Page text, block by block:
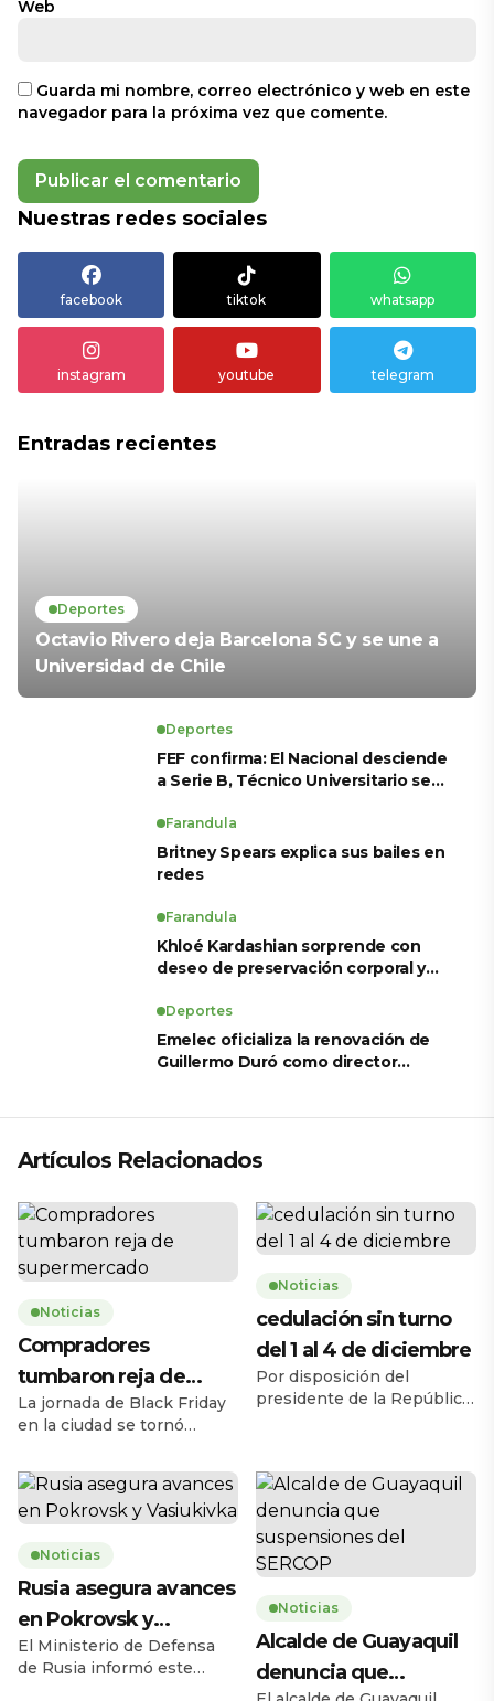
Web
Guarda mi nombre, correo electrónico y web en este
navegador para la próxima vez que comente.
Nuestras redes sociales
facebook tiktok whatsapp
instagram youtube telegram
Entradas recientes
Deportes
Octavio Rivero deja Barcelona SC y se une a
Universidad de Chile
Deportes
FEF confirma: El Nacional desciende
a Serie B, Técnico Universitario se
para LigaPro 2026
Farandula
Britney Spears explica sus bailes en
redes
Farandula
Khloé Kardashian sorprende con
deseo de preservación corporal y
Deportes
Emelec oficializa la renovación de
Guillermo Duró como director
Artículos Relacionados
Noticias
Compradores
tumbaron reja de
supermercado
La jornada de Black Friday
en la ciudad se tornó
jueves 27 de noviembre,
cuando una multitud de
personas tumbó la reja de
en la avenida Carlos Julio
Arosemena, en el norte de
la ciudad. El hecho ocurrió
a las 08h17, 43 minutos
antes de la apertura […]
Noticias
cedulación sin turno
del 1 al 4 de diciembre
Por disposición del
presidente de la República,
cedulación sin turno entre
el lunes 1 y el jueves 4 de
diciembre de 2025, en
horario de 08h00 a 17h00,
en 193 agencias a escala
nacional. La medida busca
ampliar la capacidad
operativa y facilitar […]
Noticias
Rusia asegura avances
en Pokrovsk y
Vasiukivka
El Ministerio de Defensa
de Rusia informó este
Noticias
Alcalde de Guayaquil
denuncia que